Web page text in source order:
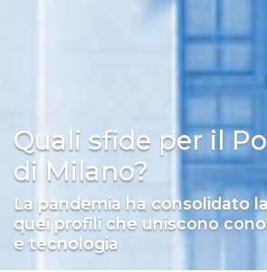
Quali sfide per il
di Milano?
La pandemia ha consolidato
quei profili che uniscono
e tecnologia